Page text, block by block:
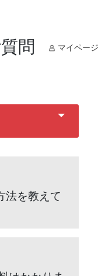
マイページ
問
法を教えて